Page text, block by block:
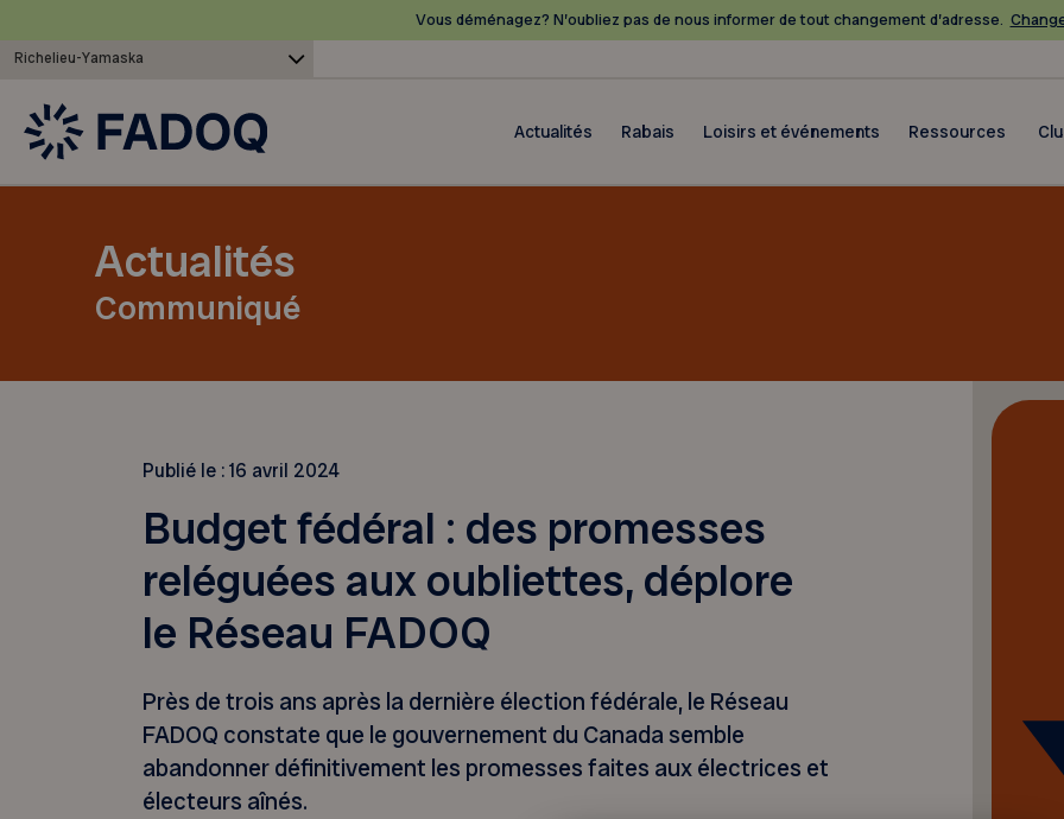
Vous déménagez? N’oubliez pas de nous informer de tout changement d’adresse.
Richelieu-Yamaska
Actualités Rabais Loisirs et événements Ressources
Actualités
Communiqué
Publié le :16 avril 2024
Budget fédéral : des promesses
reléguées aux oubliettes, déplore
le Réseau FADOQ
Près de trois ans après la dernière élection fédérale, le Réseau
FADOQ constate que le gouvernement du Canada semble
abandonner définitivement les promesses faites aux électrices et
électeurs aînés.